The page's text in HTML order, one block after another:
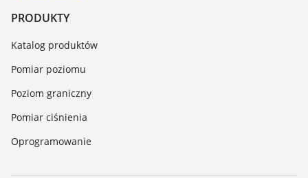
PRODUKTY
Katalog produktów
Pomiar poziomu
Poziom graniczny
Pomiar ciśnienia
Oprogramowanie